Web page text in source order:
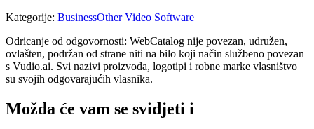
Kategorije: BusinessOther Video Software
Odricanje od odgovornosti: WebCatalog nije povezan, udružen,
ovlašten, podržan od strane niti na bilo koji način službeno povezan
s Vudio.ai. Svi nazivi proizvoda, logotipi i robne marke vlasništvo
su svojih odgovarajućih vlasnika.
Možda će vam se svidjeti i